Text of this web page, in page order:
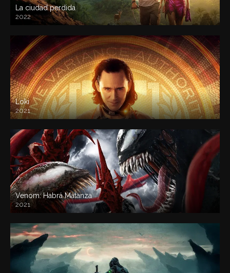
La ciudad perdida
2022
Loki
2021
Venom: Habrá Matanza
2021